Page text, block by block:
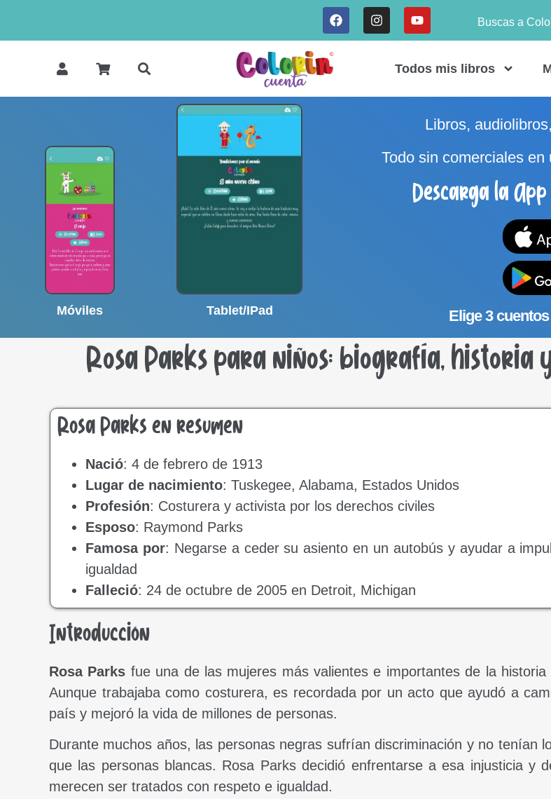
Buscas a
Todos mis libros
Móviles Tablet/IPad
Libros,
Todo sin comerciales
Descarga la
Elige 3
Rosa Parks para niños: biografía, historia
Rosa Parks en resumen
Nació: 4 de febrero de 1913
Lugar de nacimiento: Tuskegee, Alabama, Estados Unidos
Profesión: Costurera y activista por los derechos civiles
Esposo: Raymond Parks
Famosa por: Negarse a ceder su asiento en un autobús y ayudar a
igualdad
Falleció: 24 de octubre de 2005 en Detroit, Michigan
Introducción
Rosa Parks fue una de las mujeres más valientes e importantes de la historia
Aunque trabajaba como costurera, es recordada por un acto que ayudó a
país y mejoró la vida de millones de personas.
Durante muchos años, las personas negras sufrían discriminación y no tenían
que las personas blancas. Rosa Parks decidió enfrentarse a esa injusticia y
merecen ser tratados con respeto e igualdad.